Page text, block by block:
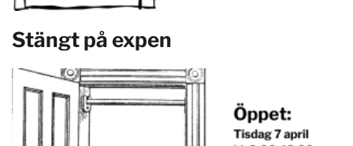
Stängt på expen